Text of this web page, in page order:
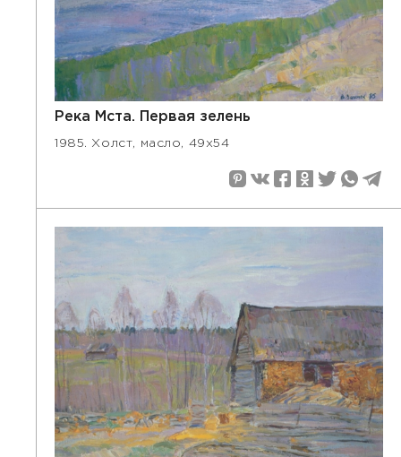
Река Мста. Первая зелень
1985. Холст, масло, 49х54